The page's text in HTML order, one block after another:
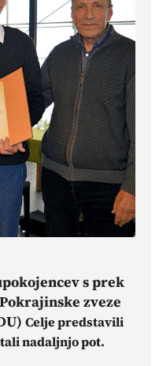
s prek
zveze
Celje predstavili
nadaljnjo pot.